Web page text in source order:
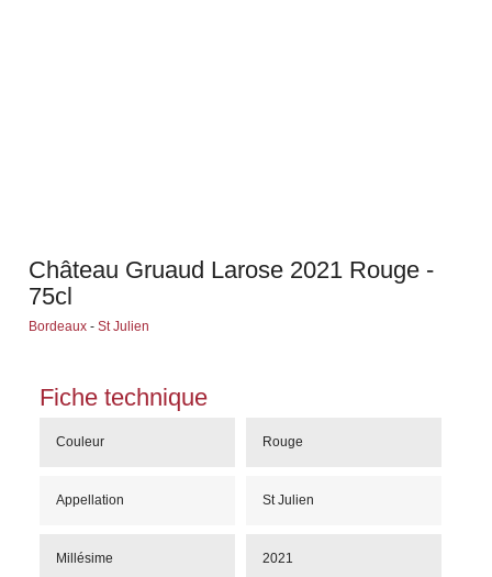
Château Gruaud Larose 2021 Rouge -
75cl
Bordeaux -St Julien
Fiche technique
Couleur Rouge
Appellation St Julien
Millésime 2021